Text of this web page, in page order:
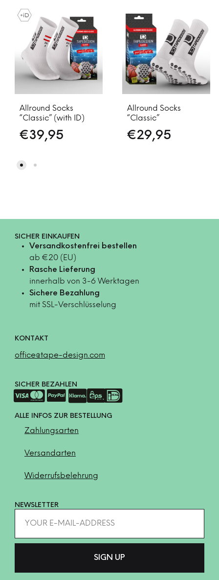
Allround Socks
“Classic” (with ID)
€39,95
Allround Socks
“Classic”
€29,95
SICHER EINKAUFEN
Versandkostenfrei bestellen
ab €20 (EU)
Rasche Lieferung
innerhalb von 3-6 Werktagen
Sichere Bezahlung
mit SSL-Verschlüsselung
KONTAKT
office@tape-design.com
SICHER BEZAHLEN
ALLE INFOS ZUR BESTELLUNG
Zahlungsarten
Versandarten
Widerrufsbelehrung
NEWSLETTER